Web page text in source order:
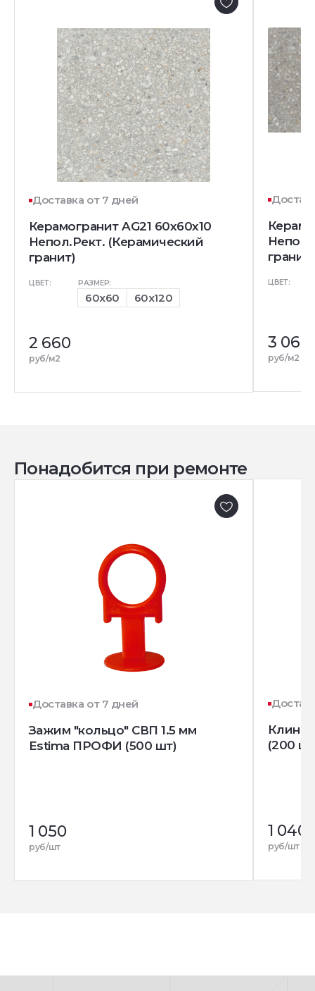
Доставка от 7 дней
Керамогранит AG21 60x60x10
Непол.Рект. (Керамический
гранит)
ЦВЕТ: РАЗМЕР:
60x60 60x120
2 660
руб/м2
гранит)
ЦВЕТ:
3 060
руб/м2
Понадобится при ремонте
Доставка от 7 дней
Зажим "кольцо" СВП 1.5 мм
Estima ПРОФИ (500 шт)
1 050
руб/шт
Клин
(200
1 040
руб/шт